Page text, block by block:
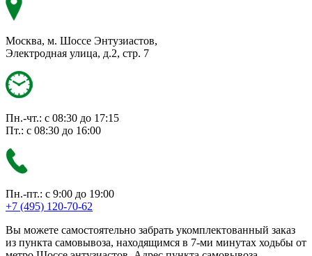
Москва, м. Шоссе Энтузиастов,
Электродная улица, д.2, стр. 7
Пн.-чт.: с 08:30 до 17:15
Пт.: с 08:30 до 16:00
Пн.-пт.: с 9:00 до 19:00
+7 (495) 120-70-62
Вы можете самостоятельно забрать укомплектованный заказ
из пункта самовывоза, находящимся в 7-ми минутах ходьбы от